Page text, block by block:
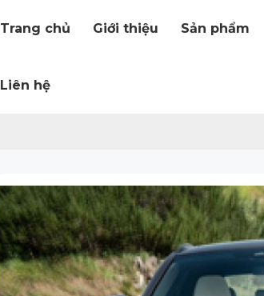
Trang chủ Giới thiệu Sản phẩm
Liên hệ